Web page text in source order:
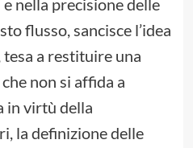
flusso, sancisce l’idea
tesa a restituire una
non si affida a
in virtù della
la definizione delle